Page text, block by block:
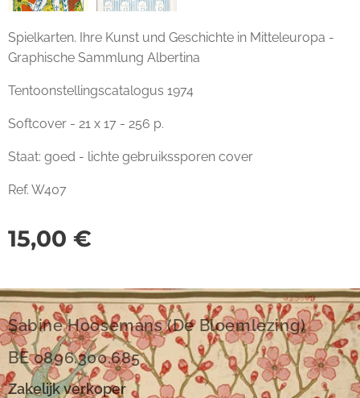
Spielkarten. Ihre Kunst und Geschichte in Mitteleuropa -
Graphische Sammlung Albertina
Tentoonstellingscatalogus 1974
Softcover - 21 x 17 - 256 p.
Staat: goed - lichte gebruikssporen cover
Ref. W407
15,00 €
Sabine Hoosemans (De Bloemlezing)
BE 0896.300.685
Zakelijk verkoper